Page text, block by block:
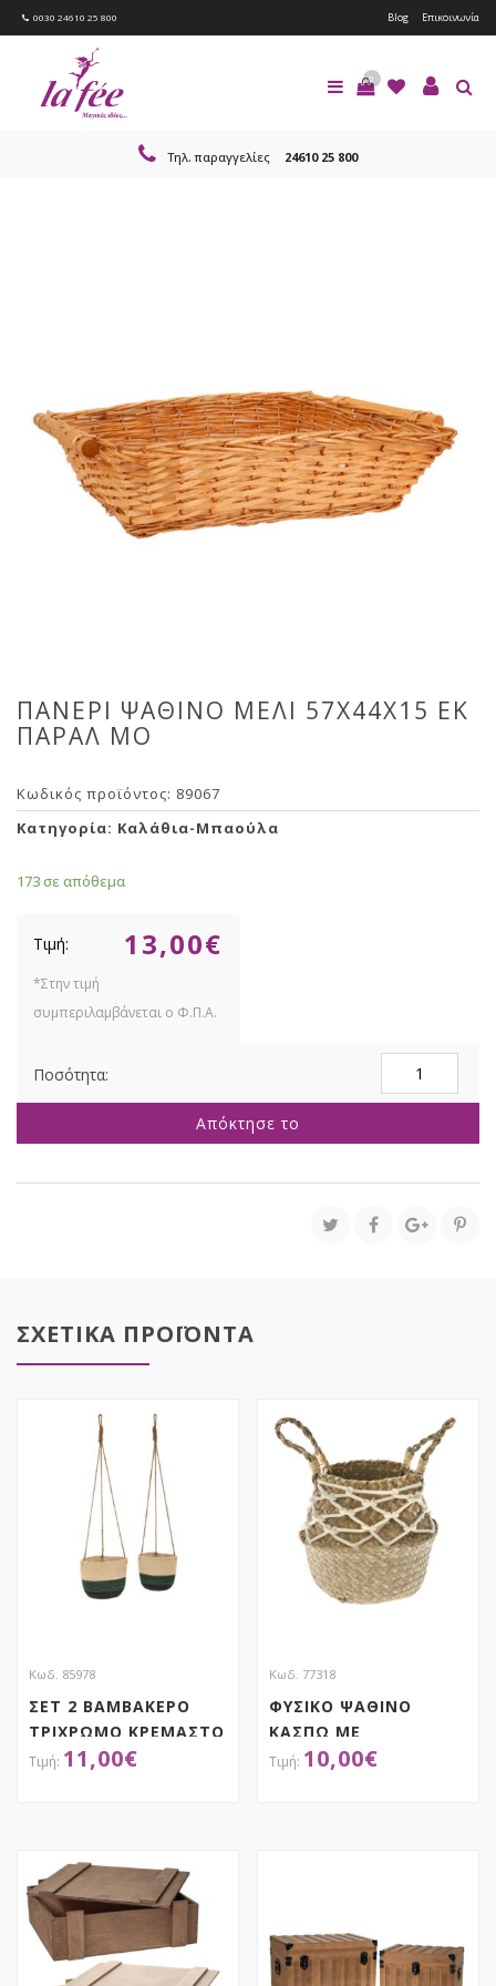
0030 24610 25 800 Blog Επικοινωνία
0
Τηλ. παραγγελίες 24610 25 800
ΠΑΝΕΡΙ ΨΑΘΙΝΟ ΜΕΛΙ 57X44X15 ΕΚ
ΠΑΡΑΛ ΜΟ
Κωδικός προϊόντος: 89067
Κατηγορία: Καλάθια-Μπαούλα
173 σε απόθεμα
13,00€
ΨΑΘΙΝΟ
ΜΕΛΙ
ΕΚ
ποσότητα
Απόκτησε το
ΣΧΕΤΙΚΑ ΠΡΟΪΟΝΤΑ
Κωδ. 85978
ΣΕΤ 2 ΒΑΜΒΑΚΕΡΟ
ΤΡΙΧΡΩΜΟ ΚΡΕΜΑΣΤΟ
ΚΑΛΑΘΙ ΓΙΑ ΦΥΤΕΜΑ
11,00€
Κωδ. 77318
ΦΥΣΙΚΟ ΨΑΘΙΝΟ
ΚΑΣΠΩ ΜΕ
ΒΑΜΒΑΚΕΡΟ ΚΟΡΔΟΝΙ
10,00€